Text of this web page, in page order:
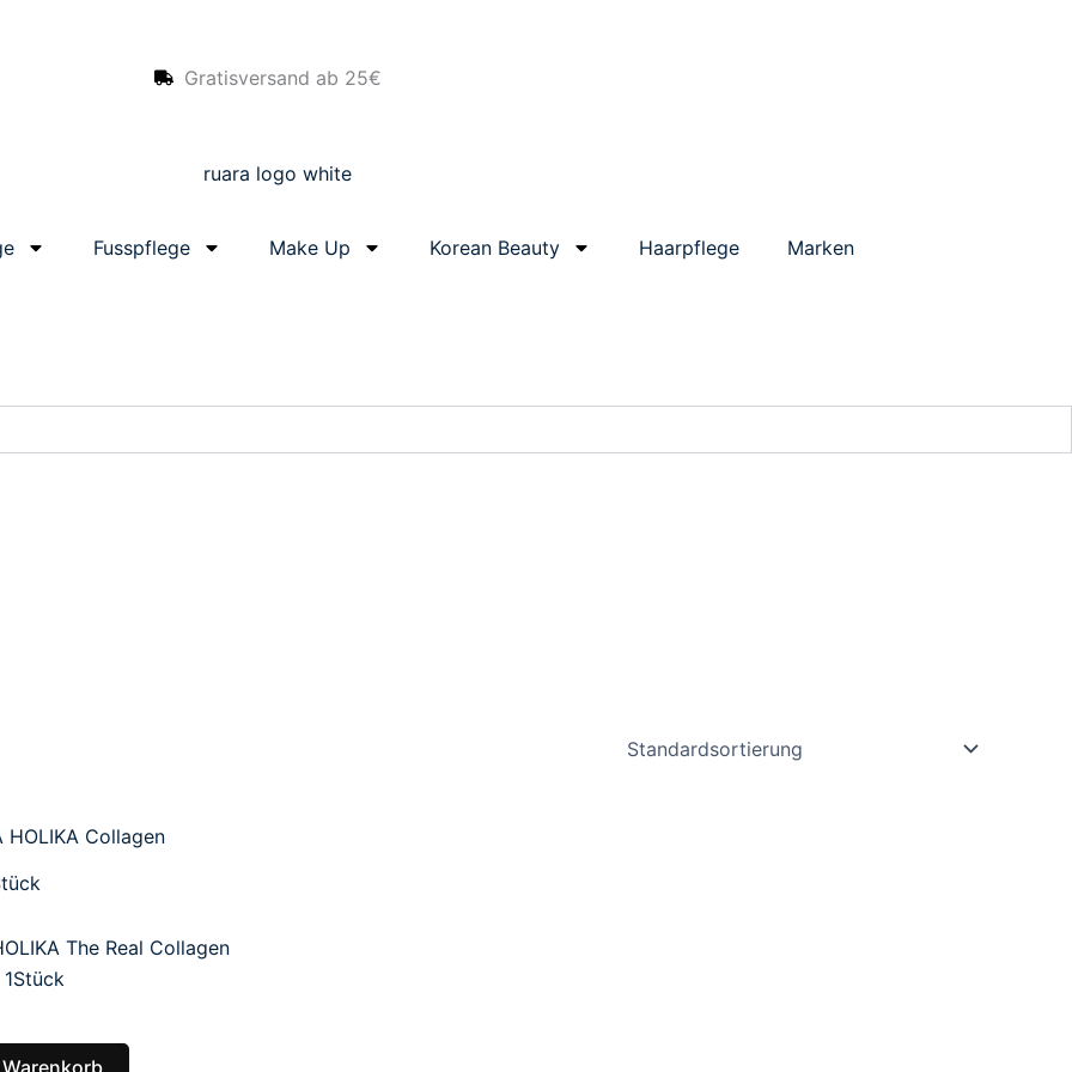
Gratisversand ab 25€
Fusspflege Make Up Korean Beauty Haarpflege Marken
The Real Collagen